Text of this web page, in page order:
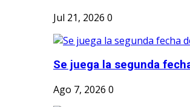
Jul 21, 2026 0
Se juega la segunda
Ago 7, 2026 0